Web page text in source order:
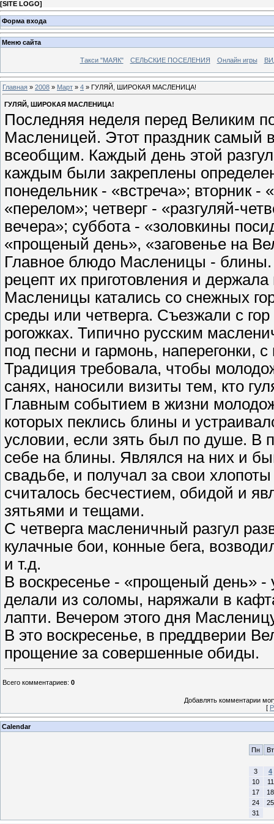
[SITE LOGO]
Форма входа
Меню сайта
Такси "МАЯК" СЕЛЬСКИЕ ПОСЕЛЕНИЯ Онлайн игры
Главная » 2008 » Март » 4 » ГУЛЯЙ, ШИРОКАЯ МАСЛЕНИЦА!
ГУЛЯЙ, ШИРОКАЯ МАСЛЕНИЦА!
Последняя неделя перед Великим
Масленицей. Этот праздник самый
всеобщим. Каждый день этой
каждым были закреплены
понедельник - «встреча»; вторник -
«перелом»; четверг - «разгуляй-
вечера»; суббота - «золовкины
«прощеный день», «заговенье на
Главное блюдо Масленицы -
рецепт их приготовления и
Масленицы катались со снежных
среды или четверга. Съезжали с
рогожках. Типично русским
под песни и гармонь, наперегонки,
Традиция требовала, чтобы
санях, наносили визиты тем, кто
Главным событием в жизни
которых пеклись блины и
условии, если зять был по душе. В
себе на блины. Являлся на них и
свадьбе, и получал за свои
считалось бесчестием, обидой и
зятьями и тещами.
С четверга масленичный разгул
кулачные бои, конные бега,
и т.д.
В воскресенье - «прощеный день»
делали из соломы, наряжали в
лапти. Вечером этого дня
В это воскресенье, в преддверии
прощение за совершенные обиды.
Всего комментариев: 0
Добавлять комментарии
[
Calendar
Пн Вт
3
4
10
11
17
18
24
25
31